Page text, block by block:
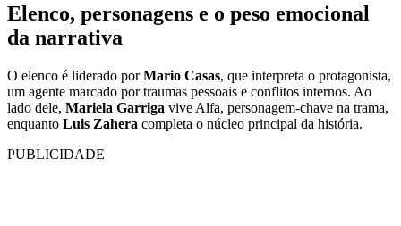
Elenco, personagens e o peso emocional
da narrativa
O elenco é liderado porMario Casas, que interpreta o protagonista,
um agente marcado por traumas pessoais e conflitos internos. Ao
lado dele, Mariela Garriga vive Alfa, personagem-chave na trama,
enquanto Luis Zahera completa o núcleo principal da história.
PUBLICIDADE